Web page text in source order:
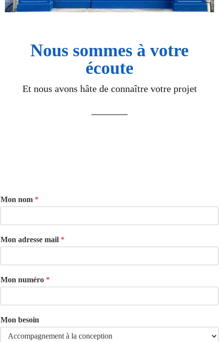
Nous sommes à votre
écoute
Et nous avons hâte de connaître votre projet
Mon nom *
Mon adresse mail *
Mon numéro *
Mon besoin